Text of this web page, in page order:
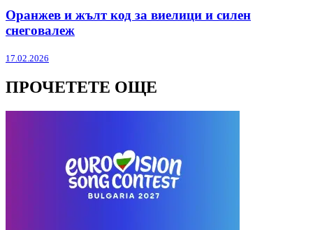
Оранжев и жълт код за виелици и силен
снеговалеж
17.02.2026
ПРОЧЕТЕТЕ ОЩЕ